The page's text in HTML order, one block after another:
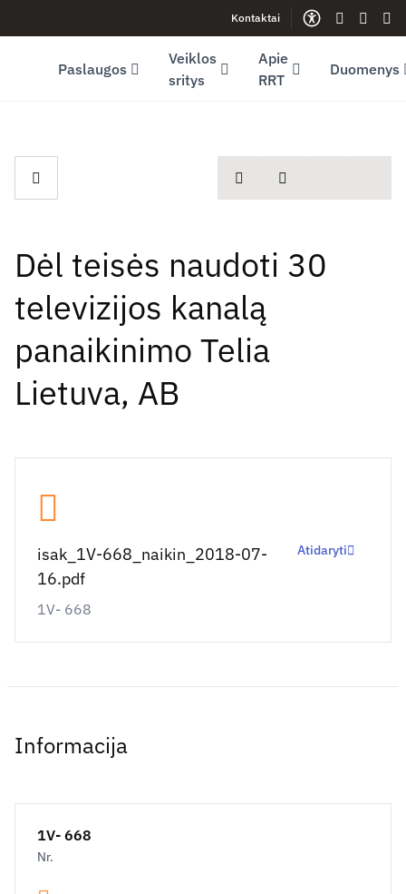
Youtube (opens in new window)Kontaktai
Gestų
Paslaugos
Veiklos
sritys
Apie
RRT
Duomenys
spausdintiDalintis
Dėl teisės naudoti 30
televizijos kanalą
panaikinimo Telia
Lietuva, AB
isak_1V-668_naikin_2018-07-
16.pdf
1V- 668
Atidaryti
Informacija
1V- 668
Nr.